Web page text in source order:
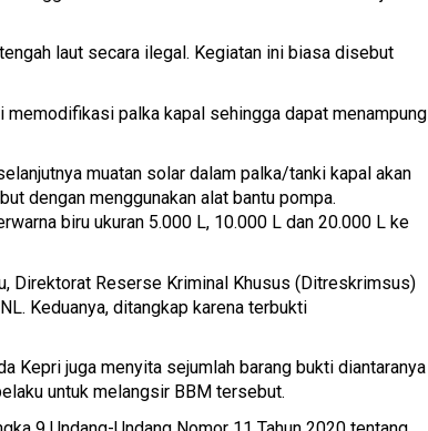
laut secara ilegal. Kegiatan ini biasa disebut
palka kapal sehingga dapat menampung
muatan solar dalam palka/tanki kapal akan
dengan menggunakan alat bantu pompa.
biru ukuran 5.000 L, 10.000 L dan 20.000 L ke
Direktorat Reserse Kriminal Khusus (Ditreskrimsus)
Keduanya, ditangkap karena terbukti
Kepri juga menyita sejumlah barang bukti diantaranya
untuk melangsir BBM tersebut.